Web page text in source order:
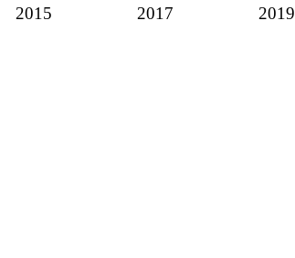
2015 2017 2019